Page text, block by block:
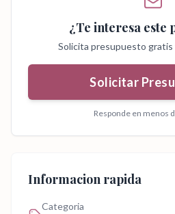
¿Te interesa este
Solicita presupuesto gratis
Solicitar
Responde en menos
Informacion rapida
Categoria